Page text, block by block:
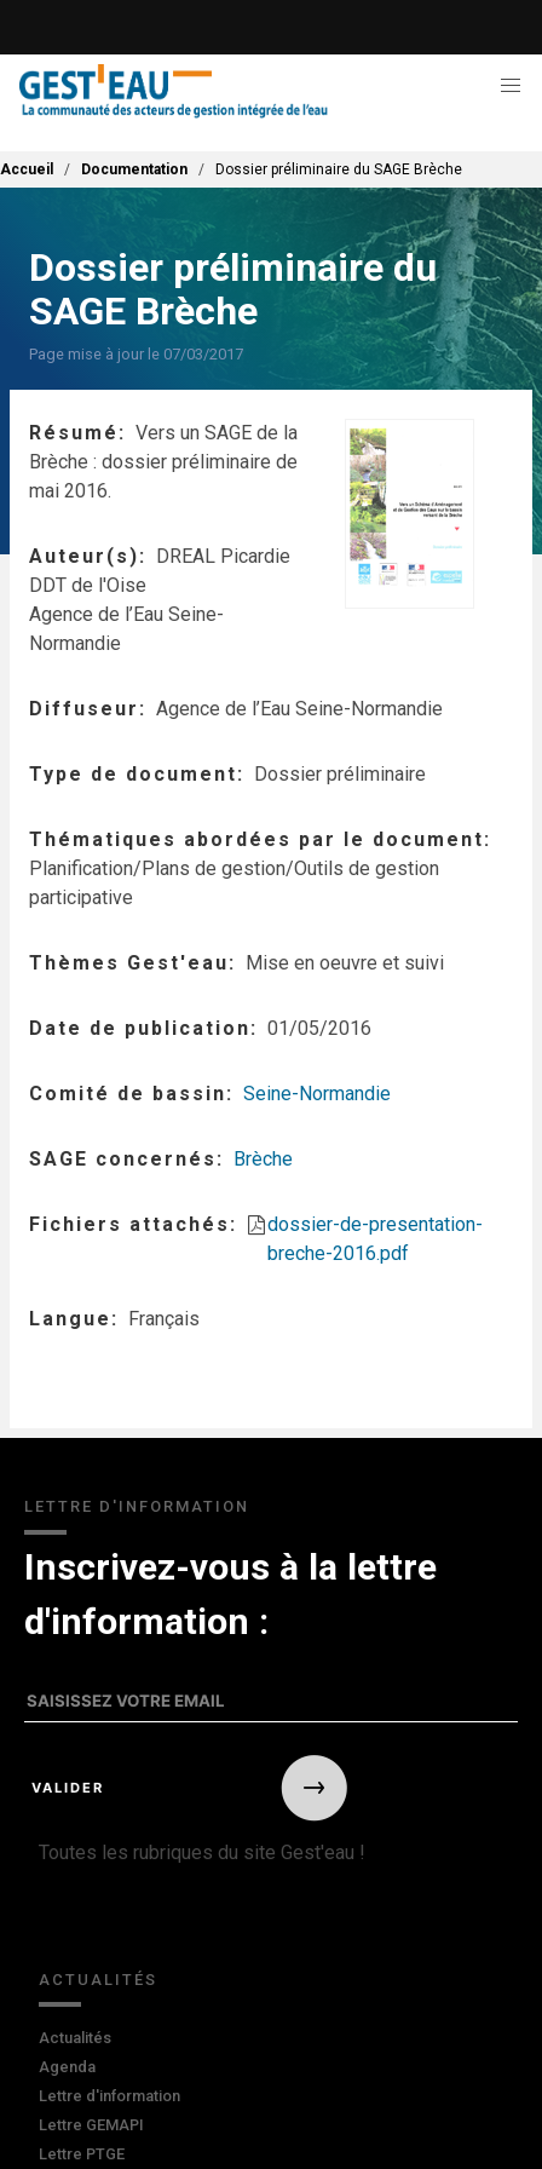
contenu
principal
Fil d'Ariane
Accueil Documentation Dossier préliminaire du SAGE Brèche
Dossier préliminaire du
SAGE Brèche
Page mise à jour le 07/03/2017
Résumé
Vers un SAGE de la
Brèche : dossier préliminaire de
mai 2016.
Auteur(s)
DREAL Picardie
DDT de l'Oise
Agence de l’Eau Seine-
Normandie
Diffuseur Agence de l’Eau Seine-Normandie
Type de document Dossier préliminaire
Thématiques abordées par le document
Planification/Plans de gestion/Outils de gestion
participative
Thèmes Gest'eau Mise en oeuvre et suivi
Date de publication 01/05/2016
Comité de bassin Seine-Normandie
SAGE concernés Brèche
Fichiers attachés
dossier-de-presentation-
breche-2016.pdf
Langue Français
LETTRE D'INFORMATION
Inscrivez-vous à la lettre
d'information :
Toutes les rubriques du site Gest'eau !
ACTUALITÉS
Actualités
Agenda
Lettre d'information
Lettre GEMAPI
Lettre PTGE